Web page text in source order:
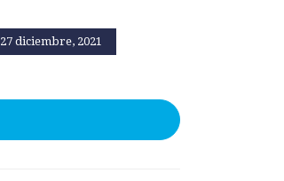
27 diciembre, 2021